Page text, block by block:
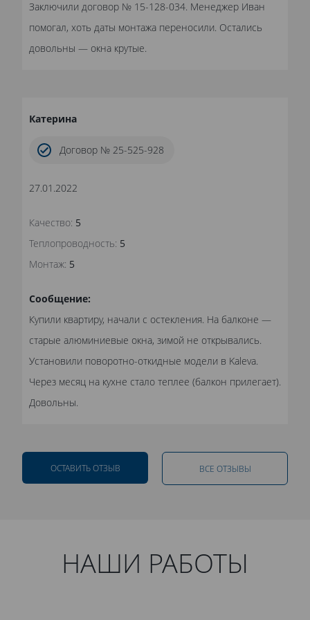
Заключили договор № 15-128-034. Менеджер Иван
помогал, хоть даты монтажа переносили. Остались
довольны — окна крутые.
Катерина
Договор № 25-525-928
27.01.2022
Качество: 5
Теплопроводность: 5
Монтаж: 5
Сообщение:
Купили квартиру, начали с остекления. На балконе —
старые алюминиевые окна, зимой не открывались.
Установили поворотно-откидные модели в Kaleva.
Через месяц на кухне стало теплее (балкон прилегает).
Довольны.
ОСТАВИТЬ ОТЗЫВ ВСЕ ОТЗЫВЫ
НАШИ РАБОТЫ